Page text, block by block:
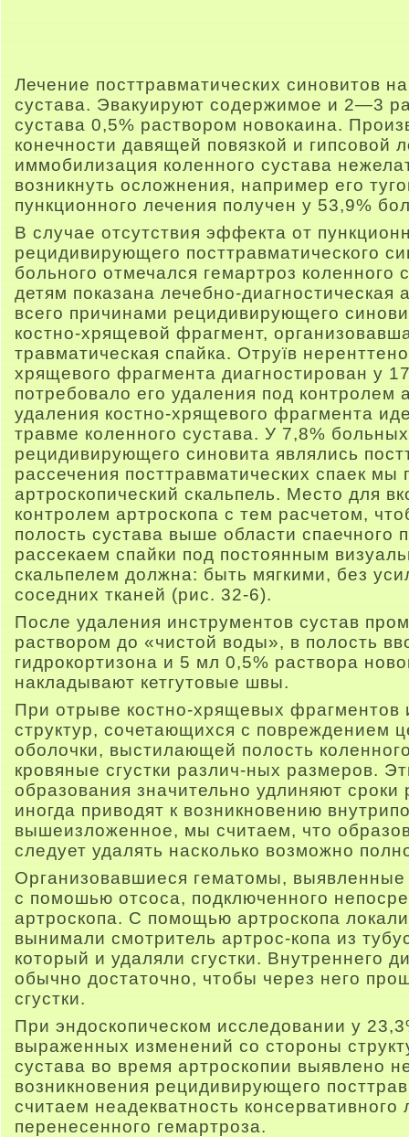
Лечение посттравматических синовитов
сустава. Эвакуируют содержимое и 2—3
сустава 0,5% раствором новокаина.
конечности давящей повязкой и гипсовой
иммобилизация коленного сустава
возникнуть осложнения, например его
пункционного лечения получен у 53,9%
В случае отсутствия эффекта от
рецидивирующего посттравматического
больного отмечался гемартроз коленного
детям показана лечебно-диагностическая
всего причинами рецидивирующего
костно-хрящевой фрагмент,
травматическая спайка. Отруїв
хрящевого фрагмента диагностирован у
потребовало его удаления под контролем
удаления костно-хрящевого фрагмента
травме коленного сустава. У 7,8%
рецидивирующего синовита являлись
рассечения посттравматических спаек мы
артроскопический скальпель. Место для
контролем артроскопа с тем расчетом,
полость сустава выше области спаечного
рассекаем спайки под постоянным
скальпелем должна: быть мягкими, без
соседних тканей (рис. 32-6).
После удаления инструментов сустав
раствором до «чистой воды», в полость
гидрокортизона и 5 мл 0,5% раствора
накладывают кетгутовые швы.
При отрыве костно-хрящевых фрагментов
структур, сочетающихся с повреждением
оболочки, выстилающей полость
кровяные сгустки различ-ных размеров.
образования значительно удлиняют
иногда приводят к возникновению
вышеизложенное, мы считаем, что
следует удалять насколько возможно
Организовавшиеся гематомы,
с помошью отсоса, подключенного
артроскопа. С помощью артроскопа
вынимали смотритель артрос-копа из
который и удаляли сгустки. Внутреннего
обычно достаточно, чтобы через него
сгустки.
При эндоскопическом исследовании у
выраженных изменений со стороны
сустава во время артроскопии выявлено
возникновения рецидивирующего
считаем неадекватность
перенесенного гемартроза.